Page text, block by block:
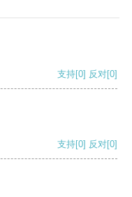
支持[0] 反对[0]
支持[0] 反对[0]